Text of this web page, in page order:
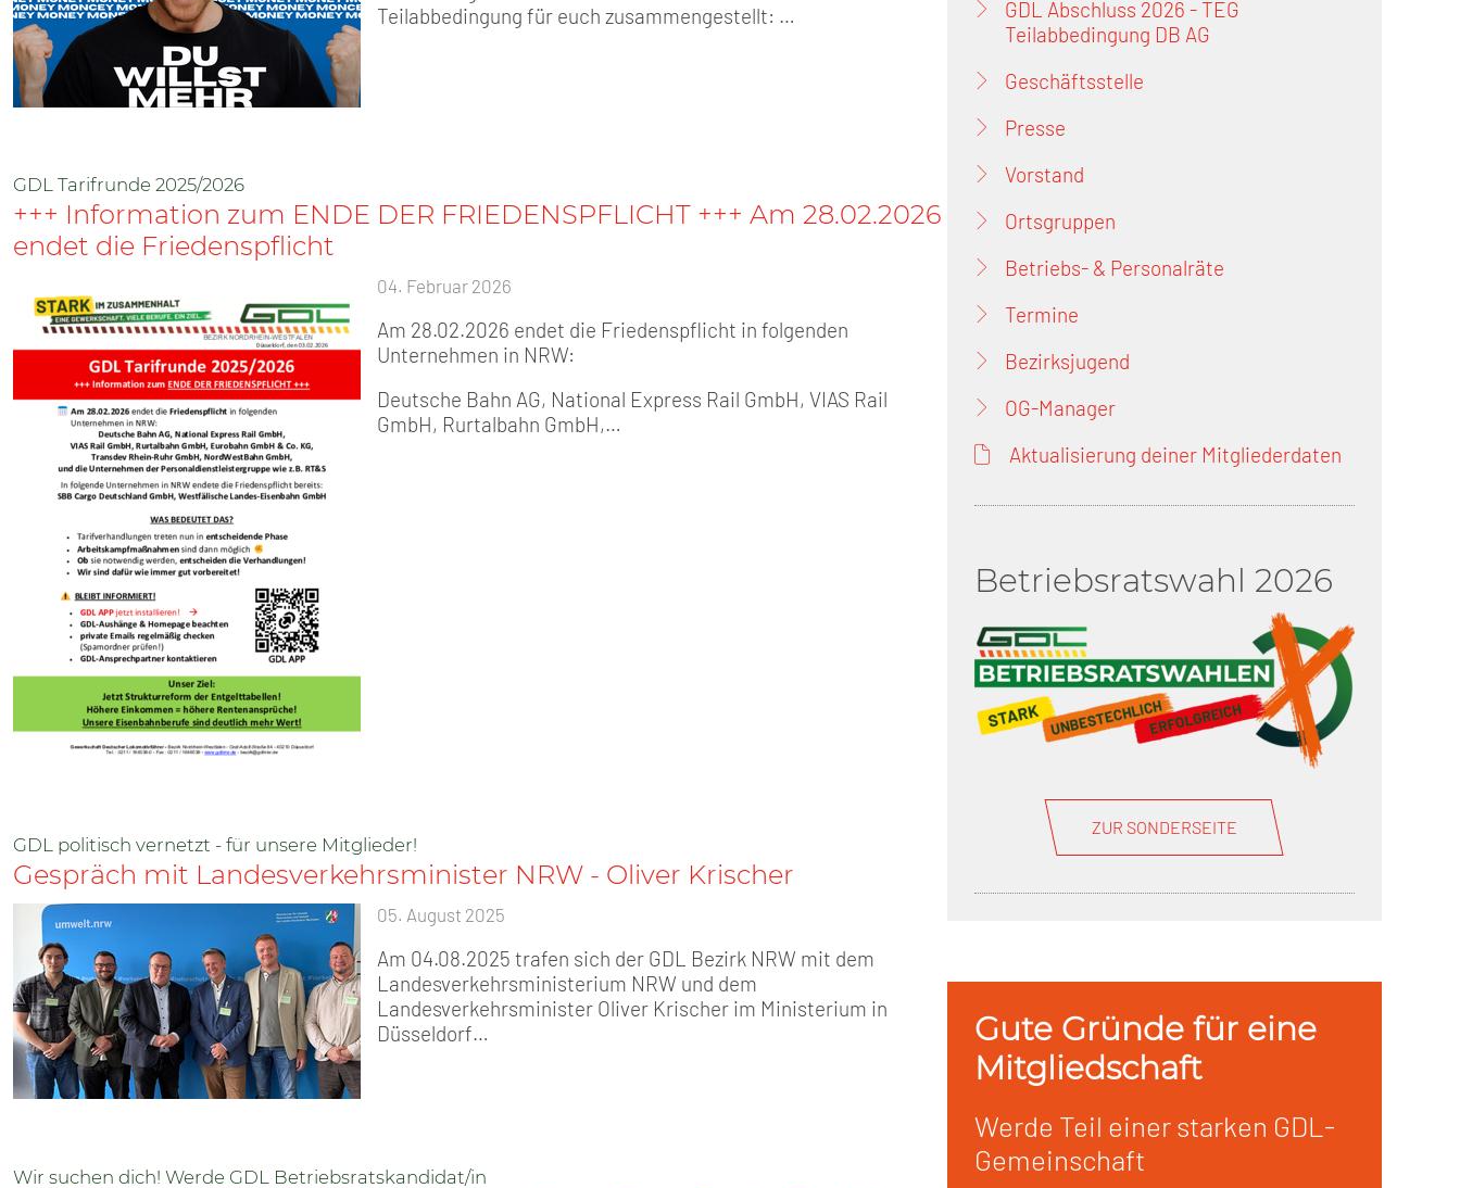
Teilabbedingung für euch zusammengestellt: …
GDL Tarifrunde 2025/2026
+++ Information zum ENDE DER FRIEDENSPFLICHT +++ Am 28.02.2026
endet die Friedenspflicht
04. Februar 2026
Am 28.02.2026 endet die Friedenspflicht in folgenden
Unternehmen in NRW:
Deutsche Bahn AG, National Express Rail GmbH, VIAS Rail
GmbH, Rurtalbahn GmbH,…
GDL politisch vernetzt - für unsere Mitglieder!
Gespräch mit Landesverkehrsminister NRW - Oliver Krischer
05. August 2025
Am 04.08.2025 trafen sich der GDL Bezirk NRW mit dem
Landesverkehrsministerium NRW und dem
Landesverkehrsminister Oliver Krischer im Ministerium in
Düsseldorf…
Wir suchen dich! Werde GDL Betriebsratskandidat/in
GDL Abschluss 2026 - TEG
Teilabbedingung DB AG
Geschäftsstelle
Presse
Vorstand
Ortsgruppen
Betriebs- & Personalräte
Termine
Bezirksjugend
OG-Manager
Aktualisierung deiner Mitgliederdaten
Betriebsratswahl 2026
ZUR SONDERSEITE
Gute Gründe für eine
Mitgliedschaft
Werde Teil einer starken GDL-
Gemeinschaft